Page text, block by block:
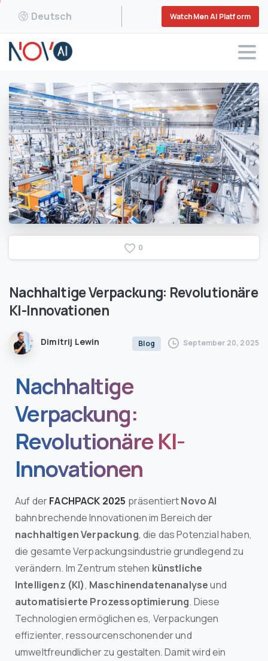
Deutsch WatchMen AI Platform
0
NachhaltigeVerpackung: Revolutionäre
KI-Innovationen
Dimitrij Lewin Blog September 20, 2025
Nachhaltige
Verpackung:
Revolutionäre KI-
Innovationen
Auf derFACHPACK 2025 präsentiertNovo AI
bahnbrechende Innovationen im Bereich der
nachhaltigen Verpackung, die das Potenzial haben,
die gesamte Verpackungsindustrie grundlegend zu
verändern. Im Zentrum stehen künstliche
Intelligenz (KI), Maschinendatenanalyseund
automatisierte Prozessoptimierung. Diese
Technologien ermöglichen es, Verpackungen
effizienter, ressourcenschonender und
umweltfreundlicher zu gestalten. Damit wird ein